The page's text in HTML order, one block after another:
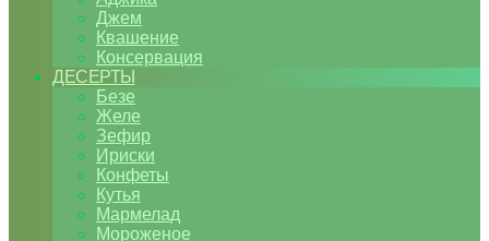
Джем
Квашение
Консервация
ДЕСЕРТЫ
Безе
Желе
Зефир
Ириски
Конфеты
Кутья
Мармелад
Мороженое